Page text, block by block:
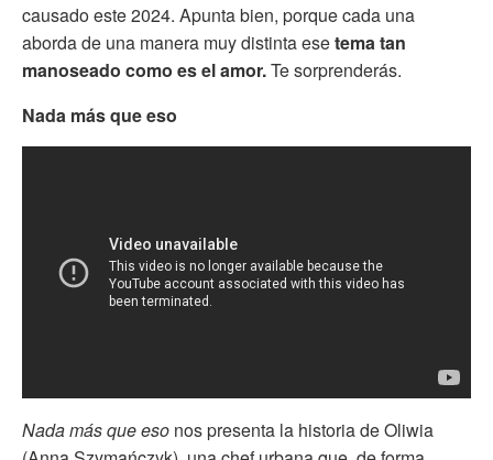
causado este 2024. Apunta bien, porque cada una
aborda de una manera muy distinta esetema tan
manoseado como es el amor.Te sorprenderás.
Nada más que eso
Nada más que eso nos presenta la historia de Oliwia